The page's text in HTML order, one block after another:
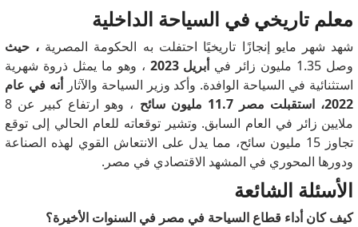
معلم تاريخي في السياحة الداخلية
شهد شهر مايو إنجازًا تاريخيًا احتفلت به الحكومة المصرية، حيث
وصل 1.35 مليون زائر في
أبريل 2023
، وهو ما يمثل ذروة شهرية
استثنائية في السياحة الوافدة. وأكد وزير السياحة والآثارأنه في عام
2022، استقبلت مصر 11.7 مليون سائح ،
وهو ارتفاع كبير عن 8
ملايين زائر في العام السابق. وتشير توقعاته للعام الحالي إلى توقع
تجاوز 15 مليون سائح، مما يدل على الانتعاش القوي لهذه الصناعة
ودورها المحوري في المشهد الاقتصادي في مصر.
الأسئلة الشائعة
كيف كان أداء قطاع السياحة في مصر في السنوات الأخيرة؟